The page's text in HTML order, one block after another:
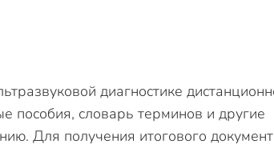
диагностике
пособия, словарь терминов и другие
Для получения итогового